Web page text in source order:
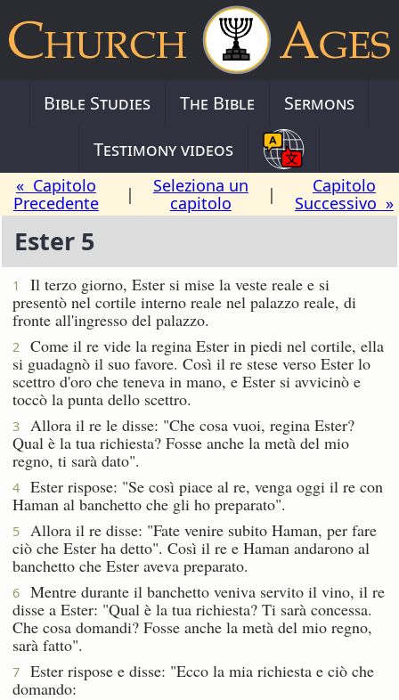
Bible Studies The Bible
Sermons
Testimony videos
« Capitolo
Precedente
|
Seleziona un
capitolo
|
Capitolo
Successivo »
Ester 5
1
Il terzo giorno, Ester si mise la veste reale e si
presentò nel cortile interno reale nel palazzo reale, di
fronte all'ingresso del palazzo.
2
Come il re vide la regina Ester in piedi nel cortile, ella
si guadagnò il suo favore. Così il re stese verso Ester lo
scettro d'oro che teneva in mano, e Ester si avvicinò e
toccò la punta dello scettro.
3
Allora il re le disse: "Che cosa vuoi, regina Ester?
Qual è la tua richiesta? Fosse anche la metà del mio
regno, ti sarà dato".
4
Ester rispose: "Se così piace al re, venga oggi il re con
Haman al banchetto che gli ho preparato".
5
Allora il re disse: "Fate venire subito Haman, per fare
ciò che Ester ha detto". Così il re e Haman andarono al
banchetto che Ester aveva preparato.
6
Mentre durante il banchetto veniva servito il vino, il re
disse a Ester: "Qual è la tua richiesta? Ti sarà concessa.
Che cosa domandi? Fosse anche la metà del mio regno,
sarà fatto".
7
Ester rispose e disse: "Ecco la mia richiesta e ciò che
domando: